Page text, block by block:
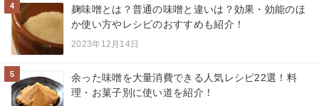
4
麹味噌とは？普通の味噌と違いは？効果・効能のほ
か使い方やレシピのおすすめも紹介！
2023年12月14日
5
余った味噌を大量消費できる人気レシピ22選！料
理・お菓子別に使い道を紹介！